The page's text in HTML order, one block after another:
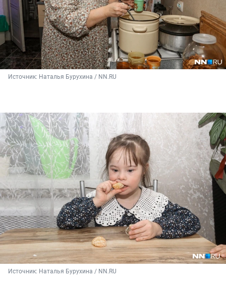
Источник: Наталья Бурухина / NN.RU
Источник: Наталья Бурухина / NN.RU